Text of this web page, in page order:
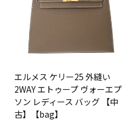
エルメス ケリー25 外縫い
2WAY エトゥープ ヴォーエプ
ソン レディース バッグ 【中
古】【bag】